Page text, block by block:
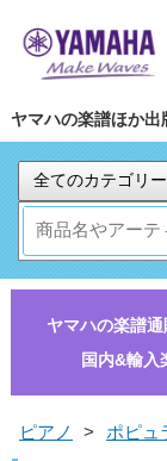
ヤマハの楽譜ほか出
ヤマハの楽譜通
国内&輸入
ピアノ > ポピュ